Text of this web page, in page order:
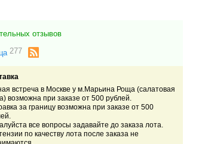
отзывов
277
встреча в Москве у м.Марьина Роща (салатовая
возможна при заказе от 500 рублей.
за границу возможна при заказе от 500
все вопросы задавайте до заказа лота.
по качеству лота после заказа не